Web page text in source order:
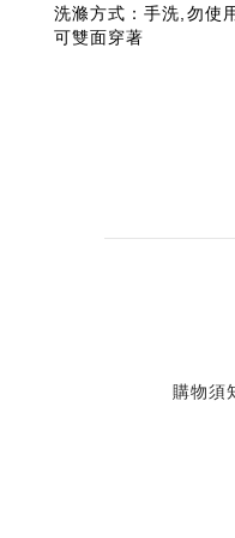
洗滌方式：手洗,勿使
可雙面穿著
購物須